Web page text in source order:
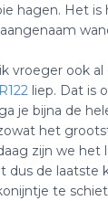
hagen. Het is
vroeger ook
liep. Dat is
je bijna de
het
zijn we
dus de laatste
te